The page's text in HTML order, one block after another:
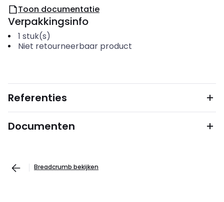
Toon documentatie
Verpakkingsinfo
1 stuk(s)
Niet retourneerbaar product
Referenties
Documenten
Breadcrumb bekijken